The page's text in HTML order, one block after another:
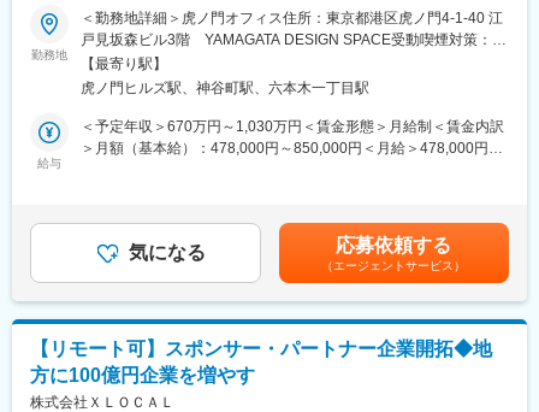
■組織構成
※組織は約30名で、平均年齢は36歳です。
有名企業やスタートアップ、コンサルタントなど出身のユニーク
■多角的なソリューションの実行と企画
└ 経営基盤を盤石にするための「親族外承継者」の採用支援。
※現在はリモートワーク中心ですが、チームビルディングのため必
要に応じて出社を伴います
＜対象となる顧客＞
主には100億円未満の経営者で、地方の老舗企業や成長意欲の高
い企業の経営層
■ミッション：
「地方の経営者に、世界を変える出会いを。」
XLOCALは、世界を変える志を持った経営者と共に挑戦し、今ま
でにない「アイデア」と「出会い」を生み出す。経営者が孤立す
ることなく、ワクワクする未来を描ける環境をつくり、地方企業
の非連続成長を実現します。
経営者個人の視座を高めるだけでなく、経営チーム全体で「変革
の地図」を共有し、一体となって動ける組織やプロジェクトをプ
ロデュースするコアメンバーを募集します。
※組織は約30名で、平均年齢は36歳です。
有名企業やスタートアップ、コンサルタントなど出身のユニーク
なメンバーで構成されています。
勤務地
＜勤務地詳細＞虎ノ門オフィス住所：東京都港区虎ノ門4-1-40 江
戸見坂森ビル3階 YAMAGATA DESIGN SPACE受動喫煙対策：屋
内全面禁煙変更の範囲：会社の定める事業所（リモートワーク含
む）
【最寄り駅】
虎ノ門ヒルズ駅、神谷町駅、六本木一丁目駅
給与
＜予定年収＞670万円～1,030万円＜賃金形態＞月給制＜賃金内訳
＞月額（基本給）：478,000円～850,000円＜月給＞478,000円～
能性があります。月給(月額)は固定手当を含めた表記です。
気になる 応募依頼する
（エージェントサービス）
【リモート可】スポンサー・パートナー企業開拓◆地
方に100億円企業を増やす
株式会社ＸＬＯＣＡＬ